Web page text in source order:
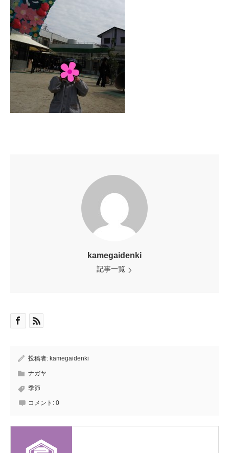
kamegaidenki
記事一覧
投稿者: kamegaidenki
ナガヤ
季節
コメント: 0